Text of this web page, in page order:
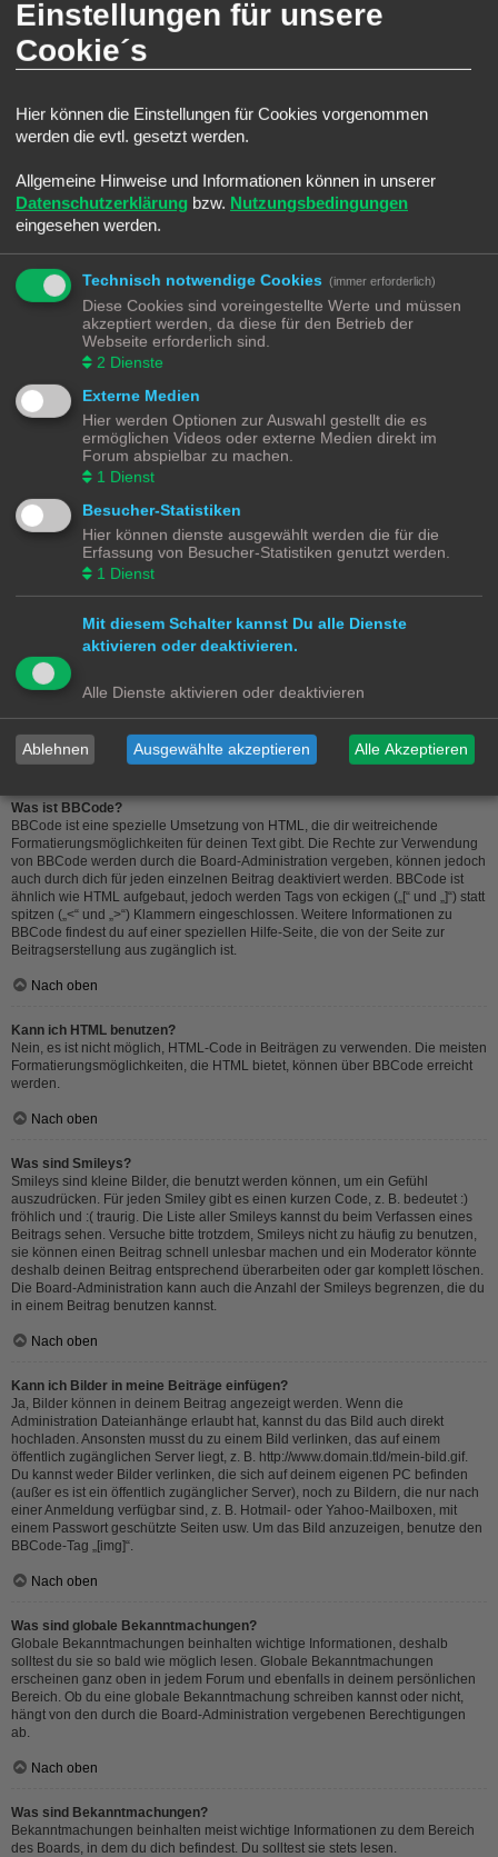
siehst du eine Schaltfläche in der Nähe des Beitrags, um diesen zu melden.
Du wirst dann durch die weiteren Schritte geführt.
Was bewirkt die „Speichern“-Schaltfläche beim Schreiben eines Beitrags?
Hiermit kannst du die geschriebene Entwürfe speichern und zu einem
persönlichen Bereich erneut laden.
Nach oben
Warum muss mein Beitrag erst freigegeben werden?
du einen Beitrag erstellt hast, die Beiträge zuerst geprüft werden müssen. Es
ist auch möglich, dass die Administration dich zu einer Gruppe von Benutzern
hinzugefügt hat, bei denen sie die Beiträge erst begutachten möchte, bevor sie
auf der Seite sichtbar werden. Bitte kontaktiere die Board-Administration, wenn
du weitere Informationen dazu benötigst.
Nach oben
Wie markiere ich ein Thema als neu?
Durch Klicken des „Thema als neu markieren“-Links in der Beitragsansicht
kannst du das Thema wieder ganz nach oben auf die erste Seite des Forums
holen. Wenn du den entsprechenden Link nicht siehst, dann ist die Funktion
möglicherweise deaktiviert oder seit der letzten Markierung ist nicht genügend
Zeit vergangen. Es ist auch möglich, das Thema nach oben zu holen, indem du
einfach eine Antwort darauf schreibst. Stelle jedoch sicher, dass du die Regeln
dieses Boards beachtest! Es wird meist nicht gerne gesehen, wenn ohne
triftigen Grund auf alte oder abgeschlossene Themen geantwortet wird.
Textformatierung und Thementypen
Was ist BBCode?
BBCode ist eine spezielle Umsetzung von HTML, die dir weitreichende
Formatierungsmöglichkeiten für deinen Text gibt. Die Rechte zur Verwendung
von BBCode werden durch die Board-Administration vergeben, können jedoch
auch durch dich für jeden einzelnen Beitrag deaktiviert werden. BBCode ist
ähnlich wie HTML aufgebaut, jedoch werden Tags von eckigen („[“ und „]“) statt
spitzen („<“ und „>“) Klammern eingeschlossen. Weitere Informationen zu
BBCode findest du auf einer speziellen Hilfe-Seite, die von der Seite zur
Beitragserstellung aus zugänglich ist.
Nach oben
Kann ich HTML benutzen?
Nein, es ist nicht möglich, HTML-Code in Beiträgen zu verwenden. Die meisten
Formatierungsmöglichkeiten, die HTML bietet, können über BBCode erreicht
werden.
Nach oben
Was sind Smileys?
Smileys sind kleine Bilder, die benutzt werden können, um ein Gefühl
auszudrücken. Für jeden Smiley gibt es einen kurzen Code, z. B. bedeutet :)
fröhlich und :( traurig. Die Liste aller Smileys kannst du beim Verfassen eines
Beitrags sehen. Versuche bitte trotzdem, Smileys nicht zu häufig zu benutzen,
sie können einen Beitrag schnell unlesbar machen und ein Moderator könnte
deshalb deinen Beitrag entsprechend überarbeiten oder gar komplett löschen.
Die Board-Administration kann auch die Anzahl der Smileys begrenzen, die du
in einem Beitrag benutzen kannst.
Nach oben
Kann ich Bilder in meine Beiträge einfügen?
Ja, Bilder können in deinem Beitrag angezeigt werden. Wenn die
Administration Dateianhänge erlaubt hat, kannst du das Bild auch direkt
hochladen. Ansonsten musst du zu einem Bild verlinken, das auf einem
öffentlich zugänglichen Server liegt, z. B. http://www.domain.tld/mein-bild.gif.
Du kannst weder Bilder verlinken, die sich auf deinem eigenen PC befinden
(außer es ist ein öffentlich zugänglicher Server), noch zu Bildern, die nur nach
einer Anmeldung verfügbar sind, z. B. Hotmail- oder Yahoo-Mailboxen, mit
einem Passwort geschützte Seiten usw. Um das Bild anzuzeigen, benutze den
BBCode-Tag „[img]“.
Nach oben
Was sind globale Bekanntmachungen?
Globale Bekanntmachungen beinhalten wichtige Informationen, deshalb
solltest du sie so bald wie möglich lesen. Globale Bekanntmachungen
erscheinen ganz oben in jedem Forum und ebenfalls in deinem persönlichen
Bereich. Ob du eine globale Bekanntmachung schreiben kannst oder nicht,
hängt von den durch die Board-Administration vergebenen Berechtigungen
ab.
Nach oben
Was sind Bekanntmachungen?
Bekanntmachungen beinhalten meist wichtige Informationen zu dem Bereich
des Boards, in dem du dich befindest. Du solltest sie stets lesen.
Einstellungen für unsere
Cookie´s
Hier können die Einstellungen für Cookies vorgenommen
werden die evtl. gesetzt werden.
Allgemeine Hinweise und Informationen können in unserer
Datenschutzerklärung bzw. Nutzungsbedingungen
eingesehen werden.
Technisch notwendige Cookies (immer erforderlich)
Diese Cookies sind voreingestellte Werte und müssen
akzeptiert werden, da diese für den Betrieb der
Webseite erforderlich sind.
2 Dienste
Externe Medien
Hier werden Optionen zur Auswahl gestellt die es
ermöglichen Videos oder externe Medien direkt im
Forum abspielbar zu machen.
1 Dienst
Besucher-Statistiken
Hier können dienste ausgewählt werden die für die
Erfassung von Besucher-Statistiken genutzt werden.
1 Dienst
Mit diesem Schalter kannst Du alle Dienste
aktivieren oder deaktivieren.
Alle Dienste aktivieren oder deaktivieren
Ablehnen Ausgewählte akzeptieren Alle Akzeptieren